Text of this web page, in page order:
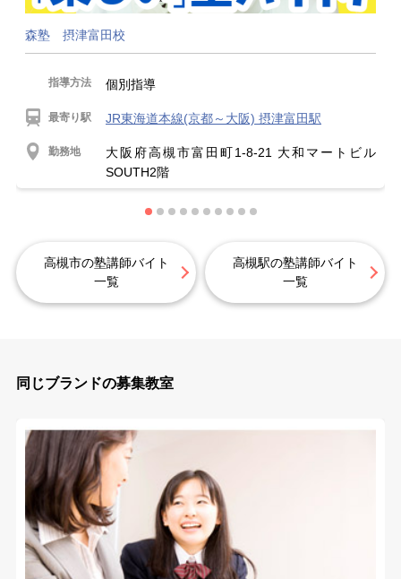
森塾 摂津富田校
指導方法 個別指導
最寄り駅 JR東海道本線(京都～大阪) 摂津富田駅
勤務地
大阪府高槻市富田町1-8-21 大和マートビル
SOUTH2階
高槻市の塾講師バイト
一覧
高槻駅の塾講師バイト
一覧
同じブランドの募集教室